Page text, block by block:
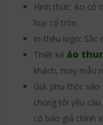
Hình thức: Áo có
loại cổ tròn.
In-thêu logo: Sắc
Thiết kế áo
khách, may mẫu
Giá: phụ thộc
chúng tôi yêu
có báo giá chính